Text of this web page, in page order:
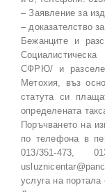
– Заявление за
– доказателство
Бежанците и
СФРЮ/ и
Метохия, въз
статута си
определената
Поръчването на
по телефона в
013/351-473,
услуга на